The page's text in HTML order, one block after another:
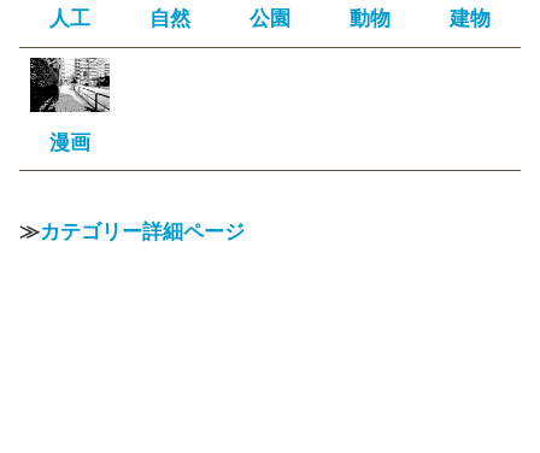
人工 自然 公園 動物 建物
漫画
≫カテゴリー詳細ページ